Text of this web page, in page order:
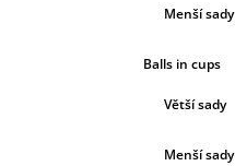
Menší sady
Balls in cups
Větší sady
Menší sady